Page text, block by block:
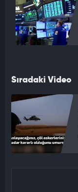
Sıradaki Video